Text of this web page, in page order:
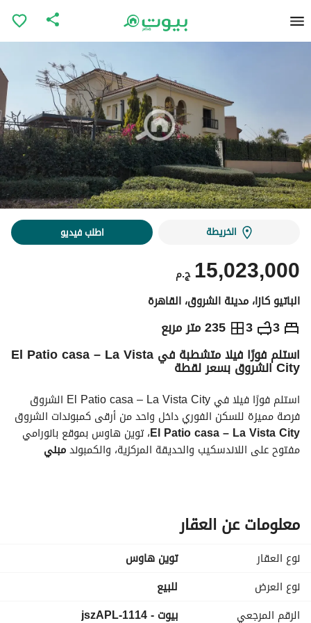
الخريطة اطلب فيديو
ج.م 15,023,000
الباتيو كازا، مدينة الشروق، القاهرة
3
3 235 متر مربع ج.م 15,023,000
التفاصيل الاتجاهات والمؤشرات رهن عقاري
استلم فورًا فيلا متشطبة في El Patio casa – La Vista
City الشروق بسعر لقطة
استلم فورًا فيلا في El Patio casa – La Vista City الشروق
فرصة مميزة للسكن الفوري داخل واحد من أرقى كمبوندات الشروق
El Patio casa – La Vista City
مفتوح على اللاندسكيب والحديقة المركزية، والكمبوند
بجوار: Patio 4 – Patio Casa – Patio Prime
دقائق من كارفور الشروق ومستشفى الشروق
وصول سريع لمدينتي ومحور جمال عبد الناصر
مميزات الكمبوند:
كمبوند متكامل ومأهول بالسكان
مسارات للمشي والجري وركوب الدراجات
معلومات عن العقار
نوع العقار
توين هاوس
نوع العرض
للبيع
الرقم المرجعي
بيوت - 1114-jszAPL